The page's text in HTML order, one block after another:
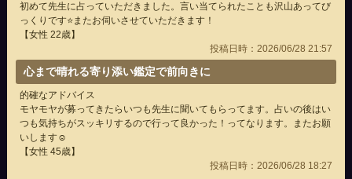
初めて先生に占っていただきました。言い当てられたことも沢山あってび
っくりです⭐️またお伺いさせていただきます！
【女性 22歳】
投稿日時：2026/06/28 21:57
心まで晴れる寄り添い鑑定で前向きに
的確なアドバイス
モヤモヤが募ってきたらいつも先生に聞いてもらってます。占いの後はい
つも気持ちがスッキリするので行って良かった！ってなります。またお願
いします☺️
【女性 45歳】
投稿日時：2026/06/28 18:27